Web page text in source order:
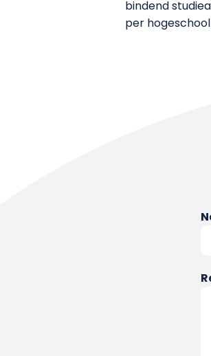
bindend
per